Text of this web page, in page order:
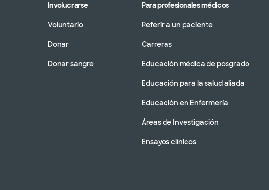
Involucrarse
Voluntario
Donar
Donar sangre
Para profesionales médicos
Referir a un paciente
Carreras
Educación médica de posgrado
Educación para la salud aliada
Educación en Enfermería
Áreas de Investigación
Ensayos clínicos